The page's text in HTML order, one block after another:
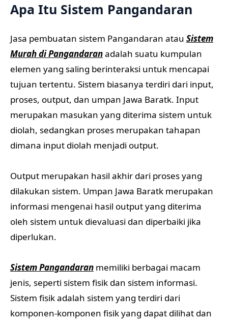
Apa Itu Sistem Pangandaran
Jasa pembuatan sistem Pangandaran atau Sistem
Murah di Pangandaranadalah suatu kumpulan
elemen yang saling berinteraksi untuk mencapai
tujuan tertentu. Sistem biasanya terdiri dari input,
proses, output, dan umpan Jawa Baratk. Input
merupakan masukan yang diterima sistem untuk
diolah, sedangkan proses merupakan tahapan
dimana input diolah menjadi output.
Output merupakan hasil akhir dari proses yang
dilakukan sistem. Umpan Jawa Baratk merupakan
informasi mengenai hasil output yang diterima
oleh sistem untuk dievaluasi dan diperbaiki jika
diperlukan.
Sistem Pangandaran memiliki berbagai macam
jenis, seperti sistem fisik dan sistem informasi.
Sistem fisik adalah sistem yang terdiri dari
komponen-komponen fisik yang dapat dilihat dan